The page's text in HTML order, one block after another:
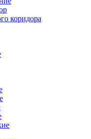
коридора